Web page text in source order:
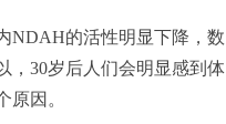
NDAH的活性明显下降，数
，30岁后人们会明显感到体
原因。